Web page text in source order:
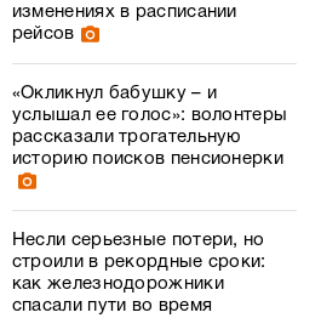
изменениях в расписании
рейсов
«Окликнул бабушку – и
услышал ее голос»: волонтеры
рассказали трогательную
историю поисков пенсионерки
Несли серьезные потери, но
строили в рекордные сроки:
как железнодорожники
спасали пути во время